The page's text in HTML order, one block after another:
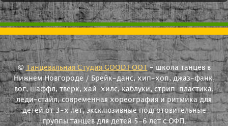
© Танцевальная Студия GOOD FOOT- школа танцев в
Нижнем Новгороде / Брейк-данс, хип-хоп, джаз-фанк,
вог, шаффл, тверк, хай-хилс, каблуки, стрип-пластика,
леди-стайл, современная хореография и ритмика для
детей от 3-х лет, эксклюзивные подготовительные
группы танцев для детей 5-6 лет с ОФП.